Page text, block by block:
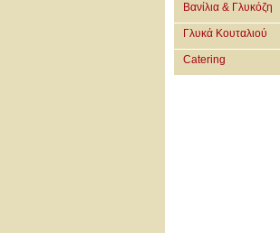
Βανίλια & Γλυκόζη
Γλυκά Κουταλιού
Catering